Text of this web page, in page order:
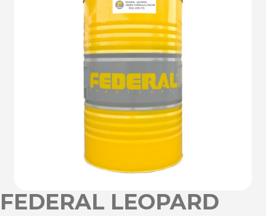
FEDERAL LEOPARD